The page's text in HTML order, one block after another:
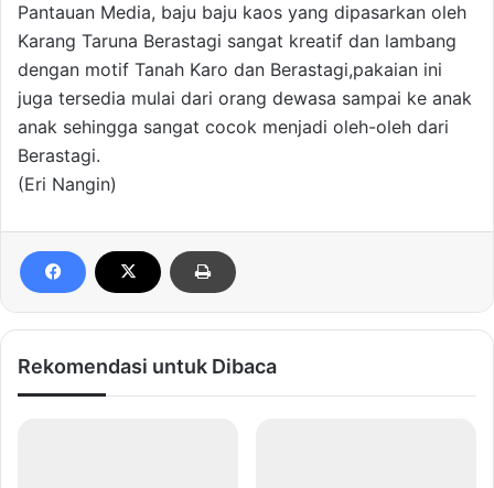
Pantauan Media, baju baju kaos yang dipasarkan oleh
Karang Taruna Berastagi sangat kreatif dan lambang
dengan motif Tanah Karo dan Berastagi,pakaian ini
juga tersedia mulai dari orang dewasa sampai ke anak
anak sehingga sangat cocok menjadi oleh-oleh dari
Berastagi.
(Eri Nangin)
Rekomendasi untuk Dibaca